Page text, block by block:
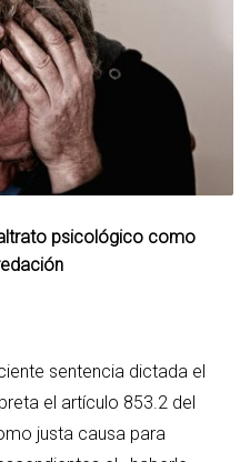
psicológico como
sentencia dictada el
el artículo 853.2 del
justa causa para